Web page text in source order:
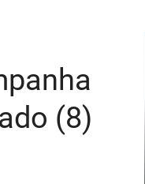
(8)